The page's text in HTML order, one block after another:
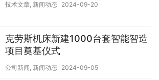
技术文章, 新闻动态 2024-09-20
克劳斯机床新建1000台套智能智造
项目奠基仪式
公司新闻, 新闻动态 2024-09-05